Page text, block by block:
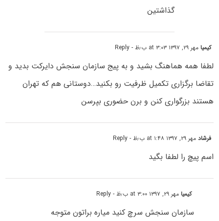
گذاشتین
کیمیامهر ۲۹, ۱۳۹۷ at ۳:۰۳ ب٫ظ - Reply
لطفا همه هماهنگ بشید و به پیج سازمان سنجش دایرکت بدید و
تقاضا برگزاری تکمیل ظرفیت رو بکنید…دوستانی هم که تهران
هستند بزرگواری کنن و برن حضوری بپرسن
فرشادمهر ۲۹, ۱۳۹۷ at ۱:۴۸ ب٫ظ - Reply
اسم پیچ را لطفا بگید
کیمیامهر ۲۹, ۱۳۹۷ at ۳:۰۰ ب٫ظ - Reply
سازمان سنجش سرچ کنید میاره براتون متوجه